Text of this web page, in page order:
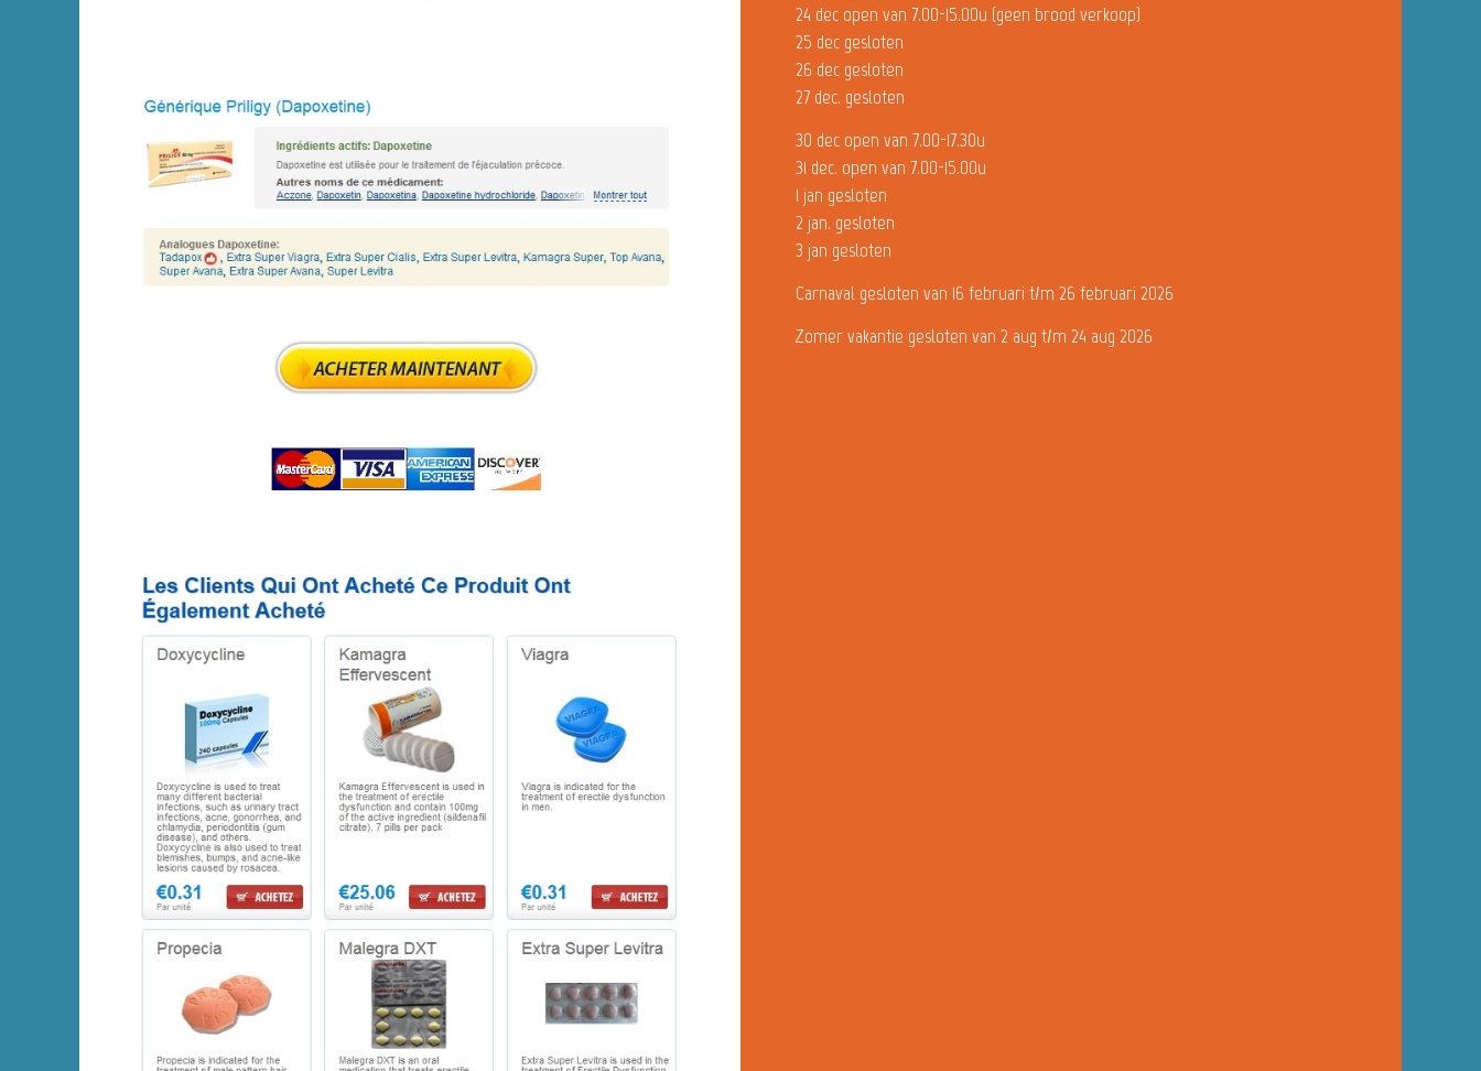
24 dec open van 7.00-15.00u (geen brood verkoop)
25 dec gesloten
26 dec gesloten
27 dec. gesloten
30 dec open van 7.00-17.30u
31 dec. open van 7.00-15.00u
1 jan gesloten
2 jan. gesloten
3 jan gesloten
Carnaval gesloten van 16 februari t/m 26 februari 2026
Zomer vakantie gesloten van 2 aug t/m 24 aug 2026